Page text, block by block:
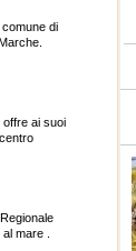
di
ai suoi
mare .